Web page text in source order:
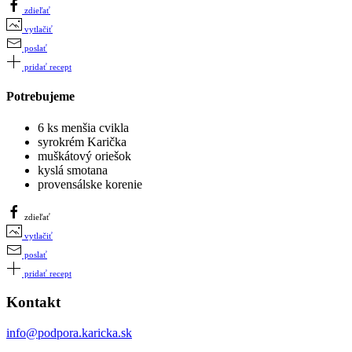
zdieľať
vytlačiť
poslať
pridať recept
Potrebujeme
6 ks menšia cvikla
syrokrém Karička
muškátový oriešok
kyslá smotana
provensálske korenie
zdieľať
vytlačiť
poslať
pridať recept
Kontakt
info@podpora.karicka.sk